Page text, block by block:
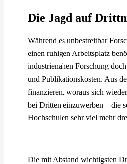
Die Jagd auf
Während es unbestreitbar
einen ruhigen Arbeitsplatz
industrienahen Forschung
und Publikationskosten. Aus
finanzieren, woraus sich
bei Dritten einzuwerben – die
Hochschulen sehr viel mehr
Die mit Abstand wichtigsten